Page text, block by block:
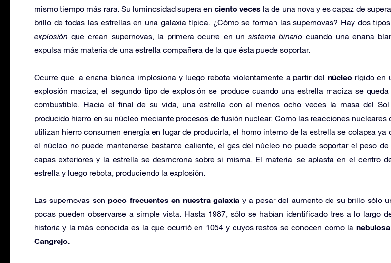
mismo tiempo más rara. Su luminosidad supera en ciento veces la de una nova y es capaz de
brillo de todas las estrellas en una galaxia típica. ¿Cómo se forman las supernovas? Hay dos
explosión que crean supernovas, la primera ocurre en un sistema binario cuando una enana
expulsa más materia de una estrella compañera de la que ésta puede soportar.
Ocurre que la enana blanca implosiona y luego rebota violentamente a partir del núcleorígido en
explosión maciza; el segundo tipo de explosión se produce cuando una estrella maciza se queda
combustible. Hacia el final de su vida, una estrella con al menos ocho veces la masa del Sol
producido hierro en su núcleo mediante procesos de fusión nuclear. Como las reacciones nucleares
utilizan hierro consumen energía en lugar de producirla, el horno interno de la estrella se colapsa ya
el núcleo no puede mantenerse bastante caliente, el gas del núcleo no puede soportar el peso de
capas exteriores y la estrella se desmorona sobre si misma. El material se aplasta en el centro
estrella y luego rebota, produciendo la explosión.
Las supernovas sonpoco frecuentes en nuestra galaxia y a pesar del aumento de su brillo sólo
pocas pueden observarse a simple vista. Hasta 1987, sólo se habían identificado tres a lo largo
historia y la más conocida es la que ocurrió en 1054 y cuyos restos se conocen como la
Cangrejo.